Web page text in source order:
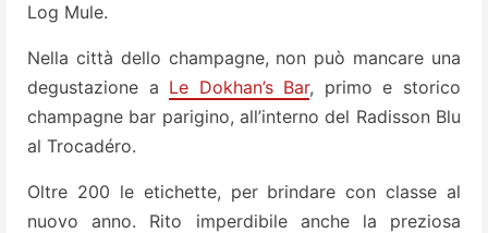
Log Mule.
Nella città dello champagne, non può mancare una
degustazione a Le Dokhan’s Bar, primo e storico
champagne bar parigino, all’interno del Radisson Blu
al Trocadéro.
Oltre 200 le etichette, per brindare con classe al
nuovo anno. Rito imperdibile anche la preziosa